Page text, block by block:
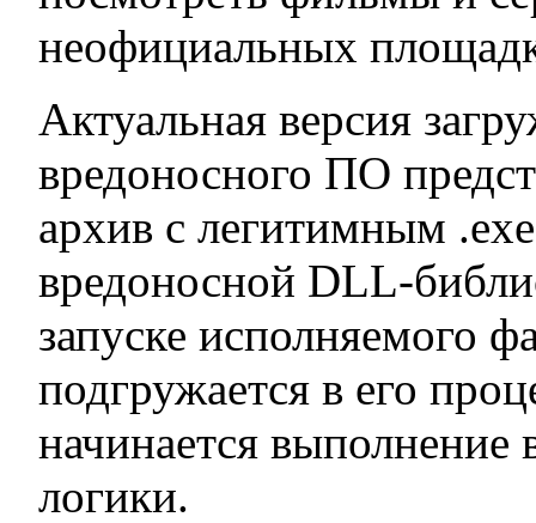
неофициальных
Актуальная версия
вредоносного ПО
архив с легитимным
вредоносной DLL-
запуске исполняемого
подгружается в его
начинается выполнение
логики.